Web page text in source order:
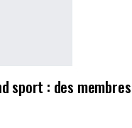
sport : des